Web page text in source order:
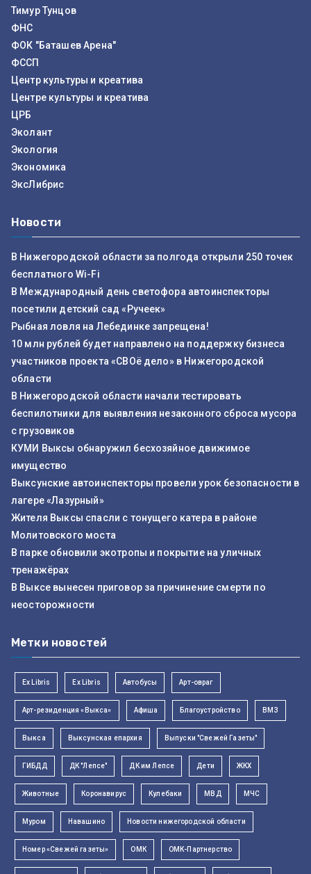
Тимур Тунцов
ФНС
ФОК "Баташев Арена"
ФССП
Центр культуры и креатива
Центре культуры и креатива
ЦРБ
Эколант
Экология
Экономика
ЭксЛибрис
Новости
В Нижегородской области за полгода открыли 250 точек
бесплатного Wi-Fi
В Международный день светофора автоинспекторы
посетили детский сад «Ручеек»
Рыбная ловля на Лебединке запрещена!
10 млн рублей будет направлено на поддержку бизнеса
участников проекта «СВОё дело» в Нижегородской
области
В Нижегородской области начали тестировать
беспилотники для выявления незаконного сброса мусора
с грузовиков
КУМИ Выксы обнаружил бесхозяйное движимое
имущество
Выксунские автоинспекторы провели урок безопасности в
лагере «Лазурный»
Жителя Выксы спасли с тонущего катера в районе
Молитовского моста
В парке обновили экотропы и покрытие на уличных
тренажёрах
В Выксе вынесен приговор за причинение смерти по
неосторожности
Метки новостей
Ex Libris Ex Libris Автобусы Арт-овраг
Арт-резиденция «Выкса» Афиша Благоустройство ВМЗ
Выкса Выксунская епархия Выпуски "Свежей Газеты"
ГИБДД ДК "Лепсе" ДК им Лепсе Дети ЖКХ
Животные Коронавирус Кулебаки МВД МЧС
Муром Навашино Новости нижегородской области
Номер «Свежей газеты» ОМК ОМК-Партнерство